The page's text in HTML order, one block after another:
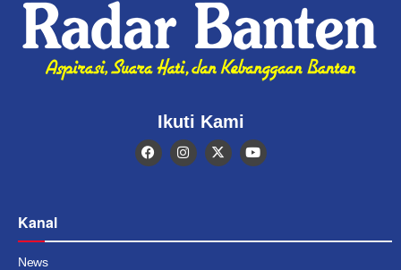
Ikuti Kami
Kanal
News